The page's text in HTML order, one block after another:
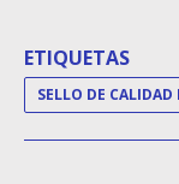
ETIQUETAS